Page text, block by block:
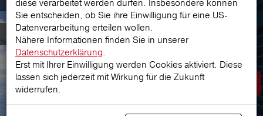
Reiseversicherungen
Prämie berechnen
diese verarbeitet werden dürfen. Insbesondere können
Sie entscheiden, ob Sie ihre Einwilligung für eine US-
Datenverarbeitung erteilen wollen.
Nähere Informationen finden Sie in unserer
Datenschutzerklärung.
Erst mit Ihrer Einwilligung werden Cookies aktiviert. Diese
lassen sich jederzeit mit Wirkung für die Zukunft
widerrufen.